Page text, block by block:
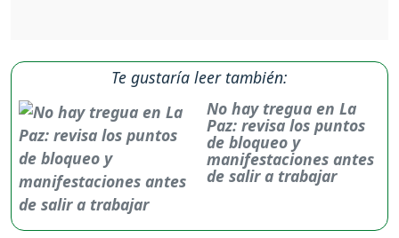
Te gustaría leer también:
No hay tregua en La
Paz: revisa los puntos
de bloqueo y
manifestaciones antes
de salir a trabajar